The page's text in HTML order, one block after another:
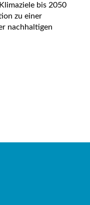
bis 2050
zu einer
nachhaltigen